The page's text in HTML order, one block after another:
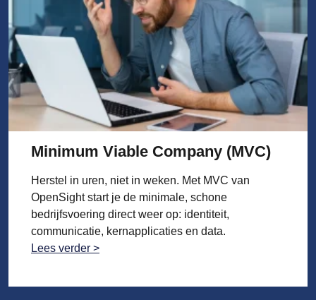
Minimum Viable Company (MVC)
Herstel in uren, niet in weken. Met MVC van
OpenSight start je de minimale, schone
bedrijfsvoering direct weer op: identiteit,
communicatie, kernapplicaties en data.
Lees verder >